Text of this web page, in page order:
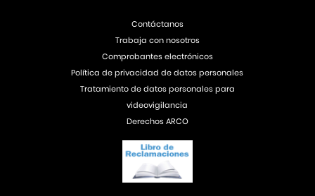
Contáctanos
Trabaja con nosotros
Comprobantes electrónicos
Política de privacidad de datos personales
Tratamiento de datos personales para
videovigilancia
Derechos ARCO